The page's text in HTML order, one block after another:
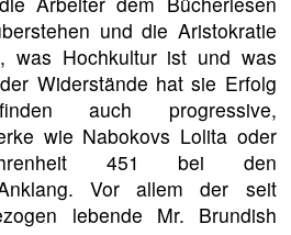
und die Aristokratie
was Hochkultur ist und was
Widerstände hat sie Erfolg
auch progressive,
wie Nabokovs Lolita oder
451 bei den
Vor allem der seit
lebende Mr. Brundish